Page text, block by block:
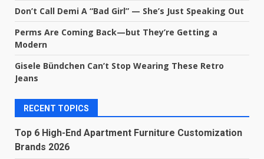
Don’t Call Demi A “Bad Girl” — She’s Just Speaking Out
Perms Are Coming Back—but They’re Getting a
Modern
Gisele Bündchen Can’t Stop Wearing These Retro
Jeans
RECENT TOPICS
Top 6 High-End Apartment Furniture Customization
Brands 2026